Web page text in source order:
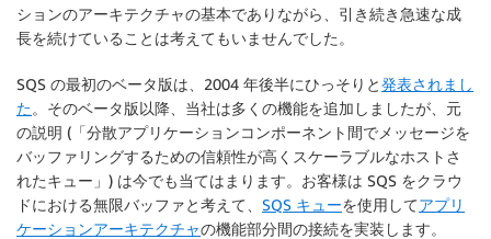
ションのアーキテクチャの基本でありながら、引き続き急速な成
長を続けていることは考えてもいませんでした。
SQS の最初のベータ版は、2004 年後半にひっそりと発表されまし
た。そのベータ版以降、当社は多くの機能を追加しましたが、元
の説明 (「分散アプリケーションコンポーネント間でメッセージを
バッファリングするための信頼性が高くスケーラブルなホストさ
れたキュー」) は今でも当てはまります。お客様は SQS をクラウ
ドにおける無限バッファと考えて、 SQS キューを使用してアプリ
ケーションアーキテクチャの機能部分間の接続を実装します。